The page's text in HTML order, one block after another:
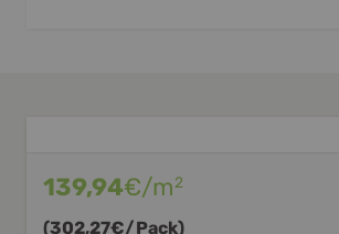
139,94€/m2
(302,27€/Pack)